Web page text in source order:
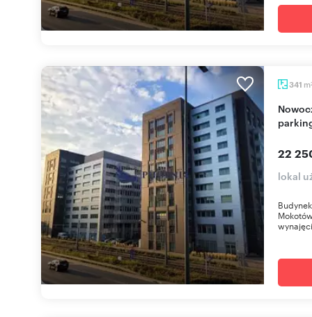
341 m
Nowoczesny biurowiec Mokotów 341 m2 z
22
lokal